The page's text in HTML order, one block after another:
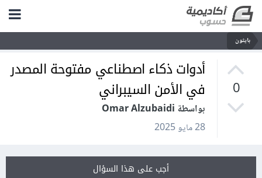
بايثون
0
أدوات ذكاء اصطناعي مفتوحة المصدر
في الأمن السيبراني
بواسطة Omar Alzubaidi
28 مايو 2025
أجب على هذا السؤال